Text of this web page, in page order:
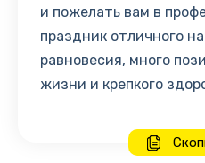
и пожелать вам в
праздник отличного
равновесия, много
жизни и крепкого